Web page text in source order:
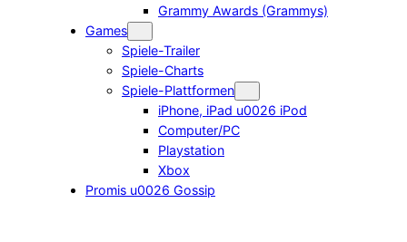
Grammy Awards (Grammys)
Games
Spiele-Trailer
Spiele-Charts
Spiele-Plattformen
iPhone, iPad u0026 iPod
Computer/PC
Playstation
Xbox
Promis u0026 Gossip